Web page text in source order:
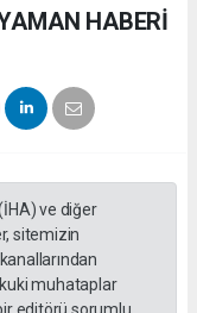
HABERİ
ve diğer
sitemizin
muhataplar